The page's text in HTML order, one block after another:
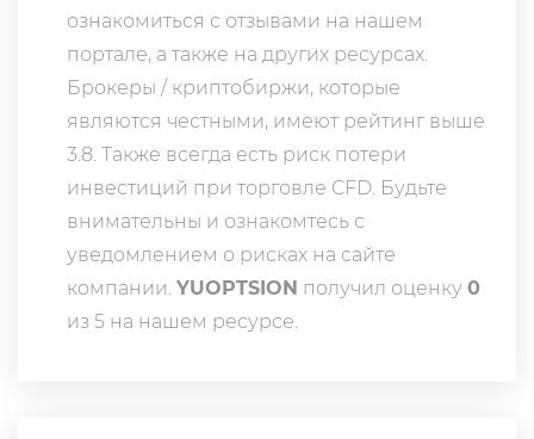
ознакомиться с отзывами на нашем
портале, а также на других ресурсах.
Брокеры / криптобиржи, которые
являются честными, имеют рейтинг выше
3.8. Также всегда еcть риск потери
инвестиций при торговле CFD. Будьте
внимательны и ознакомтесь с
уведомлением о рисках на сайте
компании. YUOPTSION получил оценку 0
из 5 на нашем ресурсе.